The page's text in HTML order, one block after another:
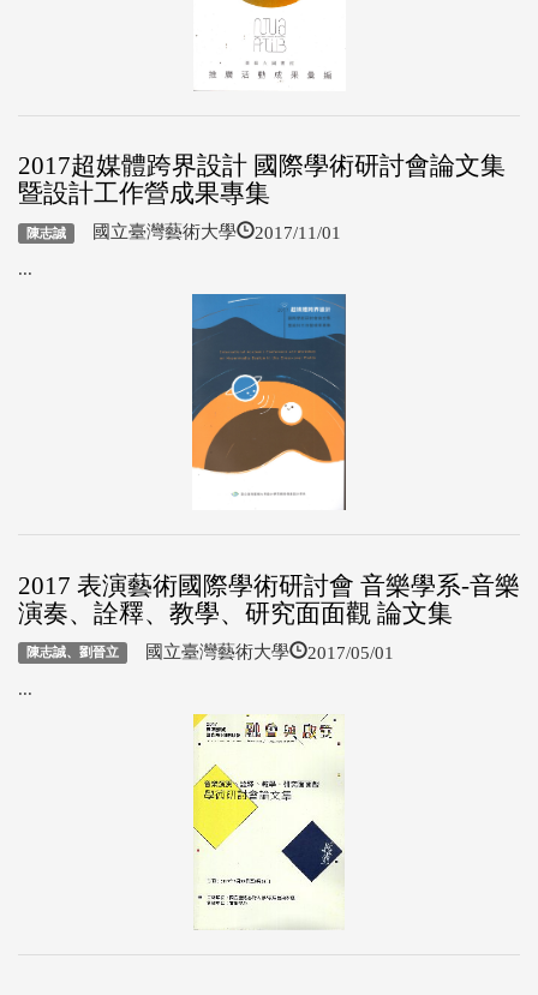
2017超媒體跨界設計 國際學術研討會論文集
暨設計工作營成果專集
陳志誠 國立臺灣藝術大學 2017/11/01
...
2017 表演藝術國際學術研討會 音樂學系-音樂
演奏、詮釋、教學、研究面面觀 論文集
陳志誠、劉晉立 國立臺灣藝術大學 2017/05/01
...